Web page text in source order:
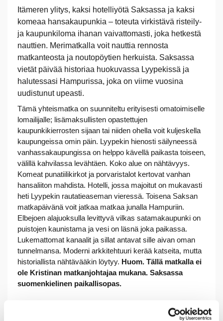
Itämeren ylitys, kaksi hotelliyötä Saksassa ja kaksi
komeaa hansakaupunkia – toteuta virkistävä risteily-
ja kaupunkiloma ihanan vaivattomasti, joka hetkestä
nauttien. Merimatkalla voit nauttia rennosta
matkanteosta ja noutopöytien herkuista. Saksassa
vietät päivää historiaa huokuvassa Lyypekissä ja
halutessasi Hampurissa, joka on viime vuosina
uudistunut upeasti.
Tämä yhteismatka on suunniteltu erityisesti omatoimiselle
lomailijalle; lisämaksullisten opastettujen
kaupunkikierrosten sijaan tai niiden ohella voit kuljeskella
kaupungeissa omin päin. Lyypekin hienosti säilyneessä
vanhassakaupungissa on helppo kävellä paikasta toiseen,
välillä kahvilassa levähtäen. Koko alue on nähtävyys.
Komeat punatiilikirkot ja porvaristalot kertovat vanhan
hansaliiton mahdista. Hotelli, jossa majoitut on mukavasti
heti Lyypekin rautatieaseman vieressä. Toisena Saksan
matkapäivänä voit jatkaa matkaa junalla Hampuriin.
Elbejoen alajuoksulla levittyvä vilkas satamakaupunki on
puistojen kaunistama ja vesi on läsnä joka paikassa.
Lukemattomat kanaalit ja sillat antavat sille aivan oman
tunnelmansa. Moderni arkkitehtuuri kerää katseita, mutta
historiallista nähtävääkin löytyy. Huom. Tällä matkalla ei
ole Kristinan matkanjohtajaa mukana. Saksassa
suomenkielinen paikallisopas.